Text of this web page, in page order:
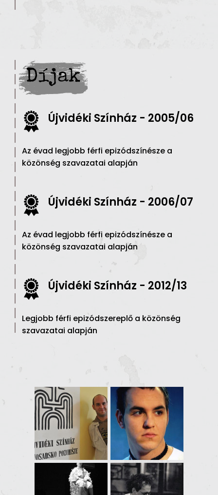
Díjak
Újvidéki Színház - 2005/06
Az évad legjobb férfi epizódszínésze a
közönség szavazatai alapján
Újvidéki Színház - 2006/07
Az évad legjobb férfi epizódszínésze a
közönség szavazatai alapján
Újvidéki Színház - 2012/13
Legjobb férfi epizódszereplő a közönség
szavazatai alapján